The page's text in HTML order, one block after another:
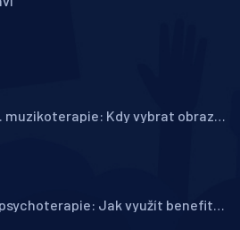
muzikoterapie: Kdy vybrat obraz a
Jak využít benefity